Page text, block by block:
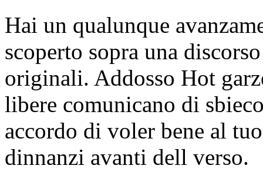
Hai un qualunque
scoperto sopra una
originali. Addosso Hot
libere comunicano di
accordo di voler bene al
dinnanzi avanti dell verso.